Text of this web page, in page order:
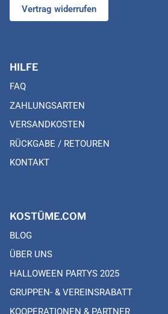
Vertrag widerrufen
HILFE
FAQ
ZAHLUNGSARTEN
VERSANDKOSTEN
RÜCKGABE / RETOUREN
KONTAKT
KOSTÜME.COM
BLOG
ÜBER UNS
HALLOWEEN PARTYS 2025
GRUPPEN- & VEREINSRABATT
KOOPERATIONEN & PARTNER